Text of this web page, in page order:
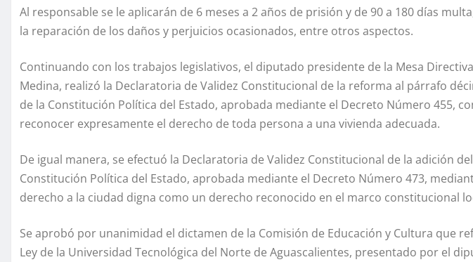
Al responsable se le aplicarán de 6 meses a 2 años de prisión y de 90 a 180 días
la reparación de los daños y perjuicios ocasionados, entre otros aspectos.
Continuando con los trabajos legislativos, el diputado presidente de la Mesa
Medina, realizó la Declaratoria de Validez Constitucional de la reforma al párrafo
de la Constitución Política del Estado, aprobada mediante el Decreto Número 455,
reconocer expresamente el derecho de toda persona a una vivienda adecuada.
De igual manera, se efectuó la Declaratoria de Validez Constitucional de la adición
Constitución Política del Estado, aprobada mediante el Decreto Número 473,
derecho a la ciudad digna como un derecho reconocido en el marco constitucional
Se aprobó por unanimidad el dictamen de la Comisión de Educación y Cultura que
Ley de la Universidad Tecnológica del Norte de Aguascalientes, presentado por el